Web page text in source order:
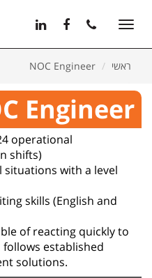
Toggle
ראשי
NOC Engineer
Engineer
operational
shifts)
with a level
skills (English and
of reacting quickly to
established
solutions.